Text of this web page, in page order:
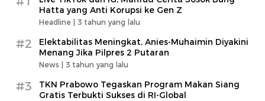
Hatta yang Anti Korupsi ke Gen Z
Headline | 3 tahun yang lalu
#2
Elektabilitas Meningkat, Anies-Muhaimin Diyakini
Menang Jika Pilpres 2 Putaran
News | 3 tahun yang lalu
#3
TKN Prabowo Tegaskan Program Makan Siang
Gratis Terbukti Sukses di RI-Global